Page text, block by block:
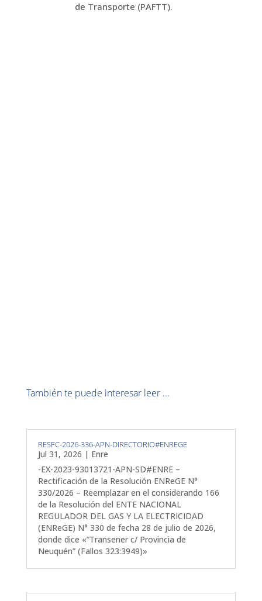
de Transporte (PAFTT).
También te puede interesar leer ...
RESFC-2026-336-APN-DIRECTORIO#ENREGE
Jul 31, 2026 | Enre
-EX-2023-93013721-APN-SD#ENRE –
Rectificación de la Resolución ENReGE N°
330/2026 – Reemplazar en el considerando 166
de la Resolución del ENTE NACIONAL
REGULADOR DEL GAS Y LA ELECTRICIDAD
(ENReGE) N° 330 de fecha 28 de julio de 2026,
donde dice «”Transener c/ Provincia de
Neuquén” (Fallos 323:3949)»